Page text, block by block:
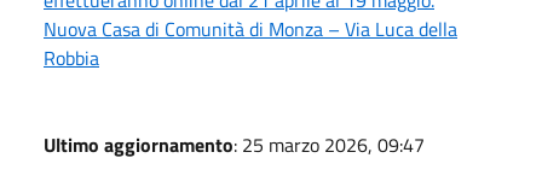
Nuova Casa di Comunità di Monza – Via Luca della
Robbia
Ultimo aggiornamento: 25 marzo 2026, 09:47